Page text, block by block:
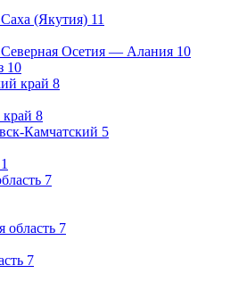
(Якутия) 11
Северная Осетия — Алания 10
10
край 8
8
Камчатский 5
1
7
область 7
7